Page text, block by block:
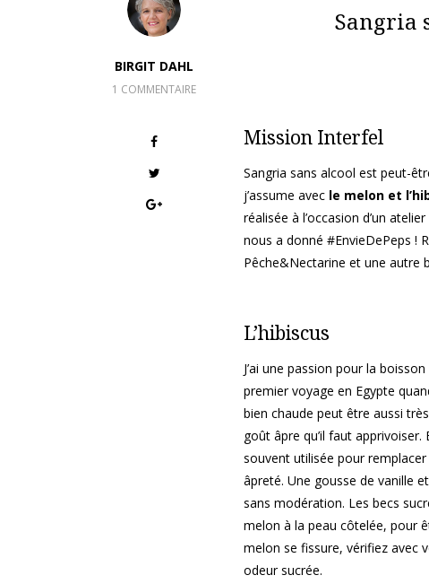
BIRGIT DAHL
1 COMMENTAIRE
Sangria
Mission Interfel
Sangria sans alcool est peut-
j’assume avec le melon et
réalisée à l’occasion d’un
nous a donné #EnvieDePeps !
Pêche&Nectarine et une autre
L’hibiscus
J’ai une passion pour la
premier voyage en Egypte
bien chaude peut être aussi
goût âpre qu’il faut
souvent utilisée pour
âpreté. Une gousse de vanille
sans modération. Les becs
melon à la peau côtelée, pour
melon se fissure, vérifiez avec
odeur sucrée.